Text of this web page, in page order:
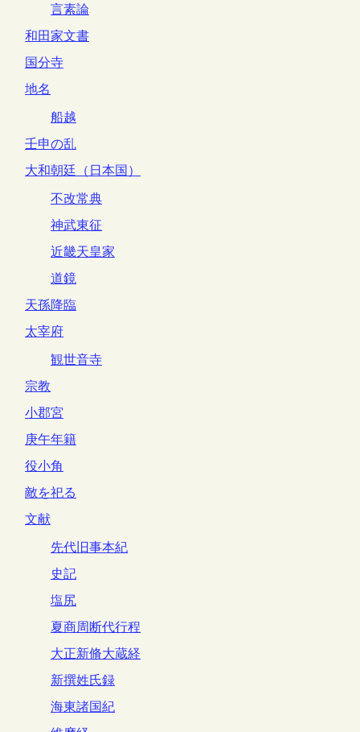
言素論
和田家文書
国分寺
地名
船越
壬申の乱
大和朝廷（日本国）
不改常典
神武東征
近畿天皇家
道鏡
天孫降臨
太宰府
観世音寺
宗教
小郡宮
庚午年籍
役小角
敵を祀る
文献
先代旧事本紀
史記
塩尻
夏商周断代行程
大正新脩大蔵経
新撰姓氏録
海東諸国紀